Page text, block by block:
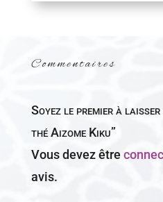
Commentaires
Soyez le premier à
thé Aizome Kiku”
Vous devez être
avis.